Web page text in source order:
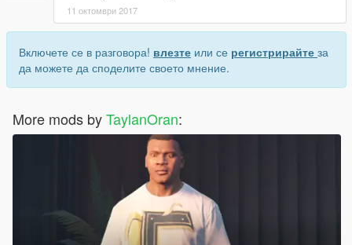
11 октомври 2017
Включете се в разговора! влезте или се регистрирайте за
да можете да споделите своето мнение.
More mods byTaylanOran: